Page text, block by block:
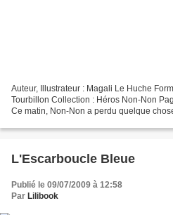
Auteur, Illustrateur : Magali Le Huche
Tourbillon Collection : Héros Non-Non
Ce matin, Non-Non a perdu quelque
L'Escarboucle Bleue
Publié le 09/07/2009 à 12:58
Par Lilibook